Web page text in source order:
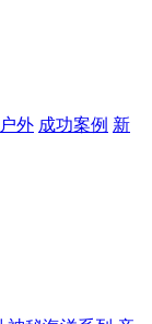
户外 成功案例 新